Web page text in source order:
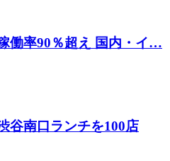
働率90％超え 国内・イ…
谷南口ランチを100店